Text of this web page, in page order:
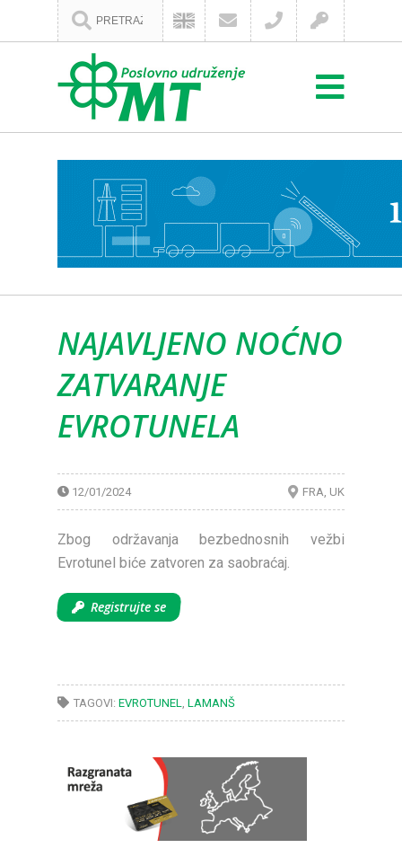
NAJAVLJENO NOĆNO
ZATVARANJE
EVROTUNELA
12/01/2024 FRA UK
Zbog održavanja bezbednosnih vežbi
Evrotunel biće zatvoren za saobraćaj.
Registrujte se
TAGOVI: EVROTUNEL, LAMANŠ